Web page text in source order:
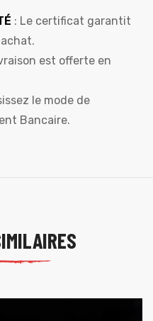
: Le certificat garantit
est offerte en
le mode de
Bancaire.